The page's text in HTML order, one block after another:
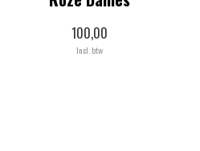
100,00
Incl. btw